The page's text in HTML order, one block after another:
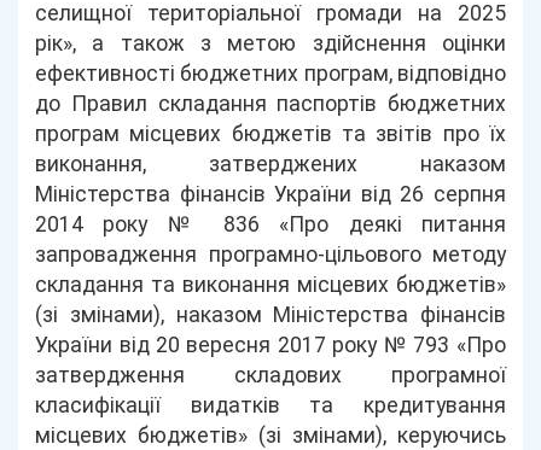
селищної територіальної громади на 2025
рік», а також з метою здійснення оцінки
ефективності бюджетних програм, відповідно
до Правил складання паспортів бюджетних
програм місцевих бюджетів та звітів про їх
виконання, затверджених наказом
Міністерства фінансів України від 26 серпня
2014 року № 836 «Про деякі питання
запровадження програмно-цільового методу
складання та виконання місцевих бюджетів»
(зі змінами), наказом Міністерства фінансів
України від 20 вересня 2017 року № 793 «Про
затвердження складових програмної
класифікації видатків та кредитування
місцевих бюджетів» (зі змінами), керуючись